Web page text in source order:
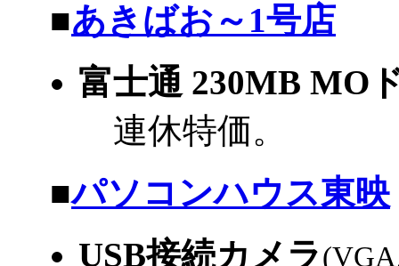
■あきばお～1号店
富士通 230MB MO
連休特価。
■パソコンハウス東映
USB接続カメラ